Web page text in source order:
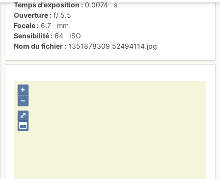
Temps d'exposition
0.0074 s
Ouverture
f/ 5.5
Focale
6.7
mm
Sensibilité
64
ISO
Nom du fichier
1351878309_52494114.jpg
⤢
+
–